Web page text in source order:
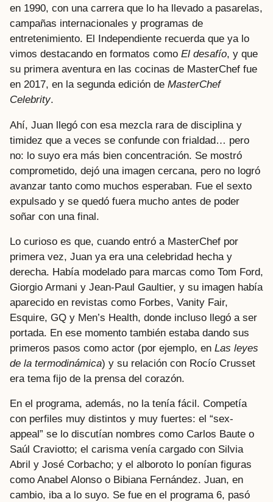
en 1990, con una carrera que lo ha llevado a pasarelas,
campañas internacionales y programas de
entretenimiento. El Independiente recuerda que ya lo
vimos destacando en formatos como El desafío, y que
su primera aventura en las cocinas de MasterChef fue
en 2017, en la segunda edición de MasterChef
Celebrity.
Ahí, Juan llegó con esa mezcla rara de disciplina y
timidez que a veces se confunde con frialdad… pero
no: lo suyo era más bien concentración. Se mostró
comprometido, dejó una imagen cercana, pero no logró
avanzar tanto como muchos esperaban. Fue el sexto
expulsado y se quedó fuera mucho antes de poder
soñar con una final.
Lo curioso es que, cuando entró a MasterChef por
primera vez, Juan ya era una celebridad hecha y
derecha. Había modelado para marcas como Tom Ford,
Giorgio Armani y Jean-Paul Gaultier, y su imagen había
aparecido en revistas como Forbes, Vanity Fair,
Esquire, GQ y Men’s Health, donde incluso llegó a ser
portada. En ese momento también estaba dando sus
primeros pasos como actor (por ejemplo, en Las leyes
de la termodinámica) y su relación con Rocío Crusset
era tema fijo de la prensa del corazón.
En el programa, además, no la tenía fácil. Competía
con perfiles muy distintos y muy fuertes: el “sex-
appeal” se lo discutían nombres como Carlos Baute o
Saúl Craviotto; el carisma venía cargado con Silvia
Abril y José Corbacho; y el alboroto lo ponían figuras
como Anabel Alonso o Bibiana Fernández. Juan, en
cambio, iba a lo suyo. Se fue en el programa 6, pasó